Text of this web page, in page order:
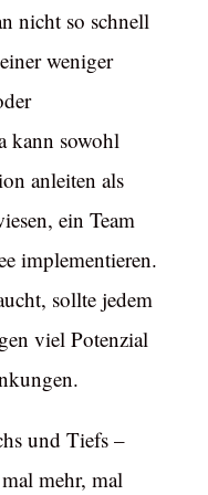
nicht so schnell
weniger
kann sowohl
anleiten als
ein Team
implementieren.
sollte jedem
viel Potenzial
und Tiefs –
mehr, mal